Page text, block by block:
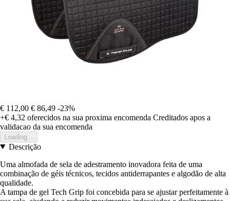
€ 112,00 € 86,49 -23%
+€ 4,32 oferecidos na sua proxima encomenda Creditados apos a
validacao da sua encomenda
Loading...
Descrição
Uma almofada de sela de adestramento inovadora feita de uma
combinação de géis técnicos, tecidos antiderrapantes e algodão de alta
qualidade.
A tampa de gel Tech Grip foi concebida para se ajustar perfeitamente à